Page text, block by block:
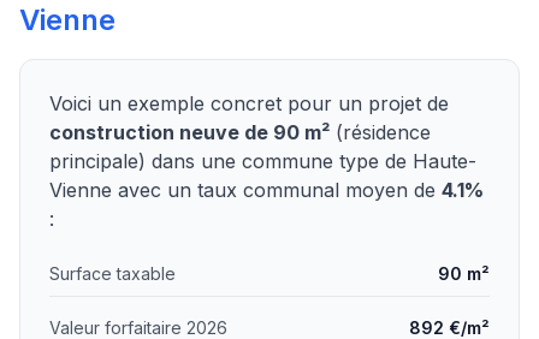
Vienne
Voici un exemple concret pour un projet de
construction neuve de 90 m² (résidence
principale) dans une commune type de Haute-
Vienne avec un taux communal moyen de 4.1%
:
Surface taxable 90 m²
Valeur forfaitaire 2026 892 €/m²